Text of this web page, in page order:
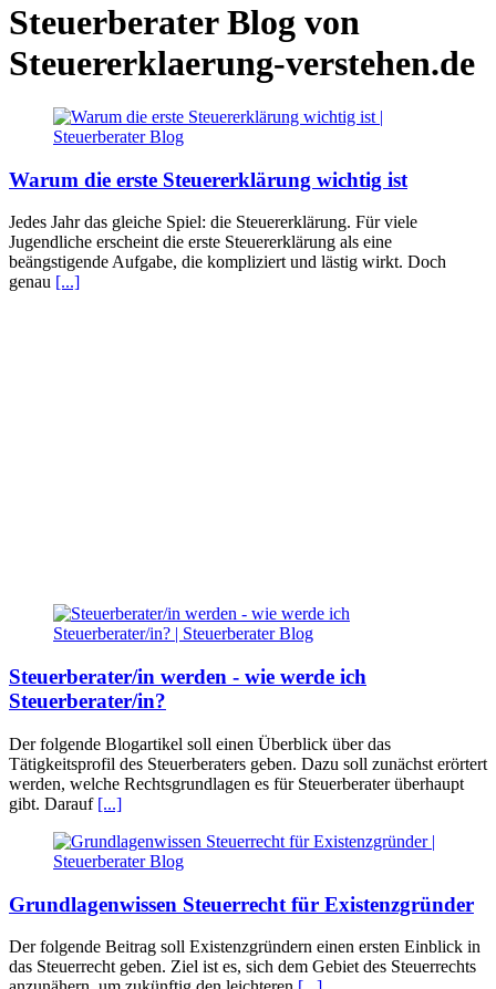
Steuerberater Blog von
Steuererklaerung-verstehen.de
Warum die erste Steuererklärung wichtig ist
Jedes Jahr das gleiche Spiel: die Steuererklärung. Für viele
Jugendliche erscheint die erste Steuererklärung als eine
beängstigende Aufgabe, die kompliziert und lästig wirkt. Doch
genau [...]
Steuerberater/in werden - wie werde ich
Steuerberater/in?
Der folgende Blogartikel soll einen Überblick über das
Tätigkeitsprofil des Steuerberaters geben. Dazu soll zunächst erörtert
werden, welche Rechtsgrundlagen es für Steuerberater überhaupt
gibt. Darauf [...]
Grundlagenwissen Steuerrecht für Existenzgründer
Der folgende Beitrag soll Existenzgründern einen ersten Einblick in
das Steuerrecht geben. Ziel ist es, sich dem Gebiet des Steuerrechts